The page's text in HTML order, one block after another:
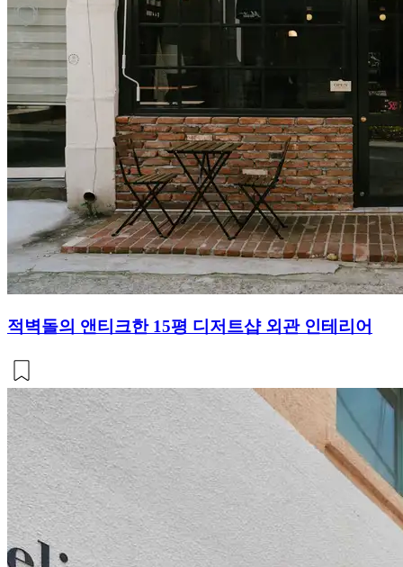
적벽돌의 앤티크한 15평 디저트샵 외관 인테리어